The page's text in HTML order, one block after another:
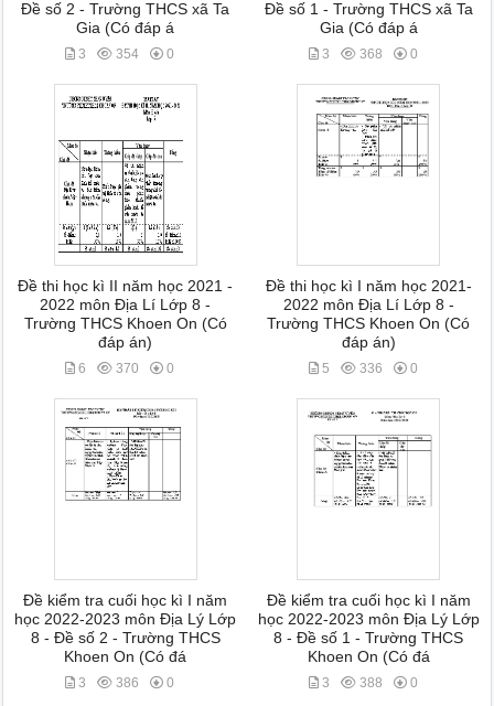
Đề số 2 - Trường THCS xã Ta
Gia (Có đáp á
3 354 0
Đề số 1 - Trường THCS xã Ta
Gia (Có đáp á
3 368 0
Đề thi học kì II năm học 2021 -
2022 môn Địa Lí Lớp 8 -
Trường THCS Khoen On (Có
đáp án)
6 370 0
Đề thi học kì I năm học 2021-
2022 môn Địa Lí Lớp 8 -
Trường THCS Khoen On (Có
đáp án)
5 336 0
Đề kiểm tra cuối học kì I năm
học 2022-2023 môn Địa Lý Lớp
8 - Đề số 2 - Trường THCS
Khoen On (Có đá
3 386 0
Đề kiểm tra cuối học kì I năm
học 2022-2023 môn Địa Lý Lớp
8 - Đề số 1 - Trường THCS
Khoen On (Có đá
3 388 0